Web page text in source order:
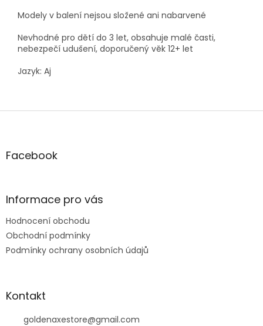
Modely v balení nejsou složené ani nabarvené
Nevhodné pro dětí do 3 let, obsahuje malé časti,
nebezpečí udušení, doporučený věk 12+ let
Jazyk: Aj
Z
aFacebook
Informace pro vás
Hodnocení obchodu
Obchodní podmínky
Podmínky ochrany osobních údajů
Kontakt
goldenaxestore@gmail.com